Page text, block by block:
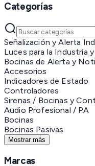
Categorías
Señalización y Alerta
Luces para la Industria
Bocinas de Alerta y
Accesorios
Indicadores de Estado
Controladores
Sirenas / Bocinas y
Audio Profesional / PA
Bocinas
Bocinas Pasivas
Mostrar más
Marcas